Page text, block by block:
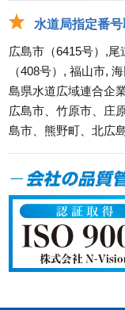
水道局指定番
広島市（6415号）,
（408号）, 福山市,
島県水道広域連合企
広島市、竹原市、庄
島市、熊野町、北広